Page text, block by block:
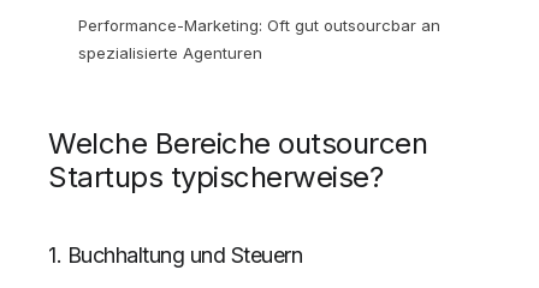
Performance-Marketing: Oft gut outsourcbar an
spezialisierte Agenturen
Welche Bereiche outsourcen
Startups typischerweise?
1. Buchhaltung und Steuern